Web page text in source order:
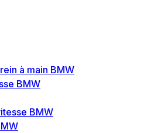
à main BMW
BMW
BMW